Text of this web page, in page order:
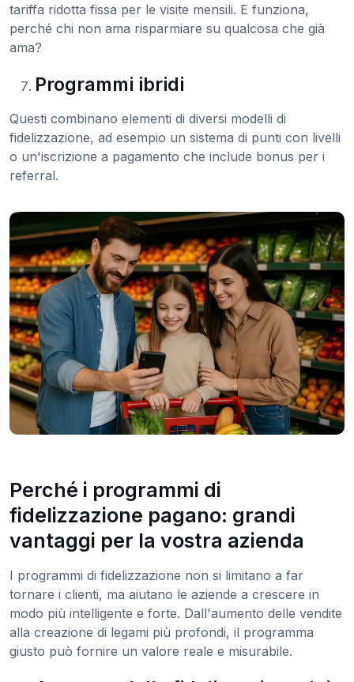
tariffa ridotta fissa per le visite mensili. E funziona,
perché chi non ama risparmiare su qualcosa che già
ama?
Programmi ibridi
Questi combinano elementi di diversi modelli di
fidelizzazione, ad esempio un sistema di punti con livelli
o un'iscrizione a pagamento che include bonus per i
referral.
Perché i programmi di
fidelizzazione pagano: grandi
vantaggi per la vostra azienda
I programmi di fidelizzazione non si limitano a far
tornare i clienti, ma aiutano le aziende a crescere in
modo più intelligente e forte. Dall'aumento delle vendite
alla creazione di legami più profondi, il programma
giusto può fornire un valore reale e misurabile.